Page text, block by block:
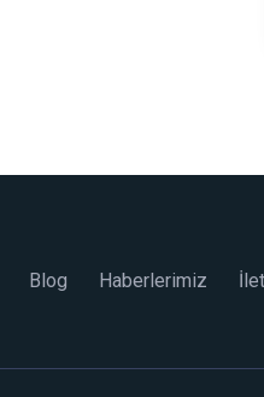
Blog Haberlerimiz